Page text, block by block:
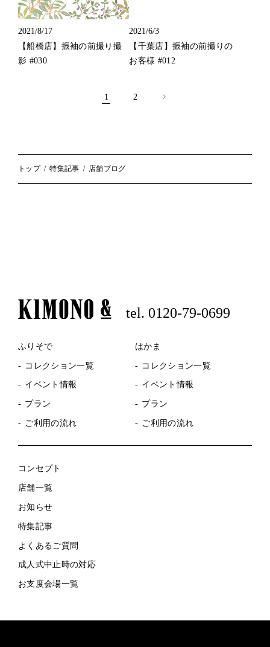
トップ 特集記事 店舗ブログ
2021/8/17
【船橋店】振袖の前撮り撮
影 #030
2021/6/3
【千葉店】振袖の前撮りの
お客様 #012
1 2
tel. 0120-79-0699
ふりそで
コレクション一覧
イベント情報
プラン
ご利用の流れ
はかま
コレクション一覧
イベント情報
プラン
ご利用の流れ
コンセプト
店舗一覧
お知らせ
特集記事
よくあるご質問
成人式中止時の対応
お支度会場一覧